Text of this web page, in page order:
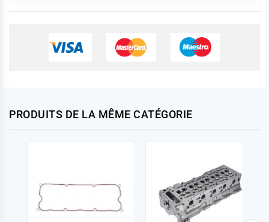
PRODUITS DE LA MÊME CATÉGORIE